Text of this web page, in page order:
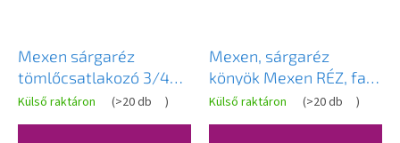
Mexen sárgaréz
tömlőcsatlakozó 3/4
GW x 20 mm - W97422-
3420
Külső raktáron (>20 db )
Mexen, sárgaréz
könyök Mexen RÉZ, fali
szerelvény lábbal 1/2
GW x 1/2 GW -
Külső raktáron (>20 db )